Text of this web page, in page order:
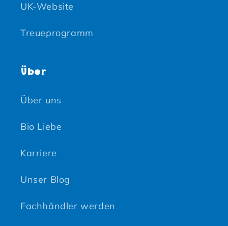
UK-Website
Treueprogramm
Über
Über uns
Bio Liebe
Karriere
Unser Blog
Fachhändler werden